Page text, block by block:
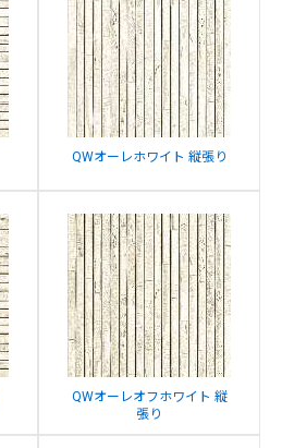
QWオーレホワイト 縦張り
QWオーレオフホワイト 縦
張り